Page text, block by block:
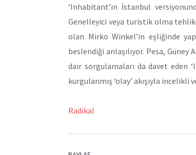
‘Inhabitant’ın İstanbul
Genelleyici veya turistik olma
olan Mirko Winkel’in eşliğinde
beslendiği anlaşılıyor. Pesa,
dair sorgulamaları da davet eden
kurgulanmış ‘olay’ akışıyla incelikli
Radikal